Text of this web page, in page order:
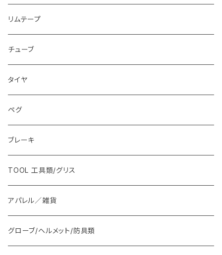
リムテープ
チューブ
タイヤ
ペグ
ブレーキ
TOOL 工具類/グリス
アパレル／雑貨
グローブ/ヘルメット/防具類